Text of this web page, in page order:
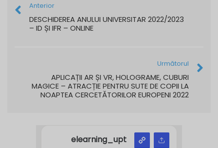
Anterior
DESCHIDEREA ANULUI UNIVERSITAR 2022/2023
– ID ȘI IFR – ONLINE
Următorul
APLICAȚII AR ȘI VR, HOLOGRAME, CUBURI
MAGICE – ATRACȚIE PENTRU SUTE DE COPII LA
NOAPTEA CERCETĂTORILOR EUROPENI 2022
elearning_upt